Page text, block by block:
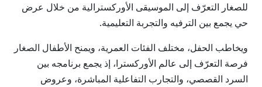
للصغار التعرّف إلى الموسيقى الأوركسترالية من خلال عرض
حي يجمع بين الترفيه والتجربة التعليمية.
ويخاطب الحفل، مختلف الفئات العمرية، ويمنح الأطفال الصغار
فرصة التعرّف إلى عالم الأوركسترا، إذ يجمع برنامجه بين
السرد القصصي، والتجارب التفاعلية المباشرة، وعروض